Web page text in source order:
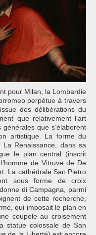
pour Milan, la Lombardie
perpétue à travers
des délibérations du
que relativement l’art
que s’élaborent
artistique. La forme du
Renaissance, dans sa
le plan central (inscrit
de Vitruve de De
La cathédrale San Pietro
sous forme de croix
di Campagna, parmi
de cette recherche,
qui imposait le plan en
coupole au croisement
statue colossale de San